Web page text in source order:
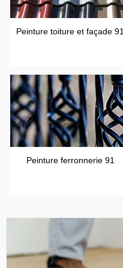
Peinture toiture et façade 91
Peinture ferronnerie 91